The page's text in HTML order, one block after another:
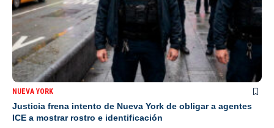
NUEVA YORK
Justicia frena intento de Nueva York de obligar a agentes
ICE a mostrar rostro e identificación